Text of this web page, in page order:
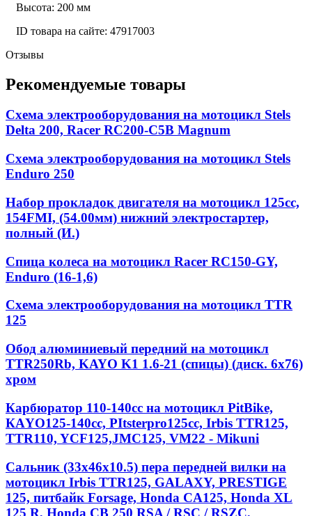
Высота: 200 мм
ID товара на сайте: 47917003
Отзывы
Рекомендуемые товары
Схема электрооборудования на мотоцикл Stels
Delta 200, Racer RC200-C5B Magnum
Схема электрооборудования на мотоцикл Stels
Enduro 250
Набор прокладок двигателя на мотоцикл 125cc,
154FMI, (54.00мм) нижний электростартер,
полный (И.)
Спица колеса на мотоцикл Racer RC150-GY,
Enduro (16-1,6)
Схема электрооборудования на мотоцикл TTR
125
Обод алюминиевый передний на мотоцикл
TTR250Rb, KAYO K1 1.6-21 (спицы) (диск. 6x76)
хром
Карбюратор 110-140cc на мотоцикл PitBike,
КАYО125-140сс, РItstеrрrо125сс, Irbis TTR125,
TTR110, YCF125,JMC125, VM22 - Mikuni
Сальник (33х46х10.5) пера передней вилки на
мотоцикл Irbis TTR125, GALAXY, PRESTIGE
125, питбайк Forsage, Honda CA125, Honda XL
125 R, Honda CB 250 RSA / RSC / RSZC,